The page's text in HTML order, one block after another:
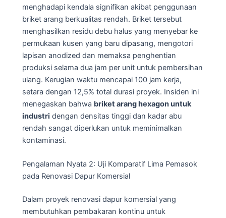
menghadapi kendala signifikan akibat penggunaan
briket arang berkualitas rendah. Briket tersebut
menghasilkan residu debu halus yang menyebar ke
permukaan kusen yang baru dipasang, mengotori
lapisan anodized dan memaksa penghentian
produksi selama dua jam per unit untuk pembersihan
ulang. Kerugian waktu mencapai 100 jam kerja,
setara dengan 12,5% total durasi proyek. Insiden ini
menegaskan bahwa briket arang hexagon untuk
industri dengan densitas tinggi dan kadar abu
rendah sangat diperlukan untuk meminimalkan
kontaminasi.
Pengalaman Nyata 2: Uji Komparatif Lima Pemasok
pada Renovasi Dapur Komersial
Dalam proyek renovasi dapur komersial yang
membutuhkan pembakaran kontinu untuk